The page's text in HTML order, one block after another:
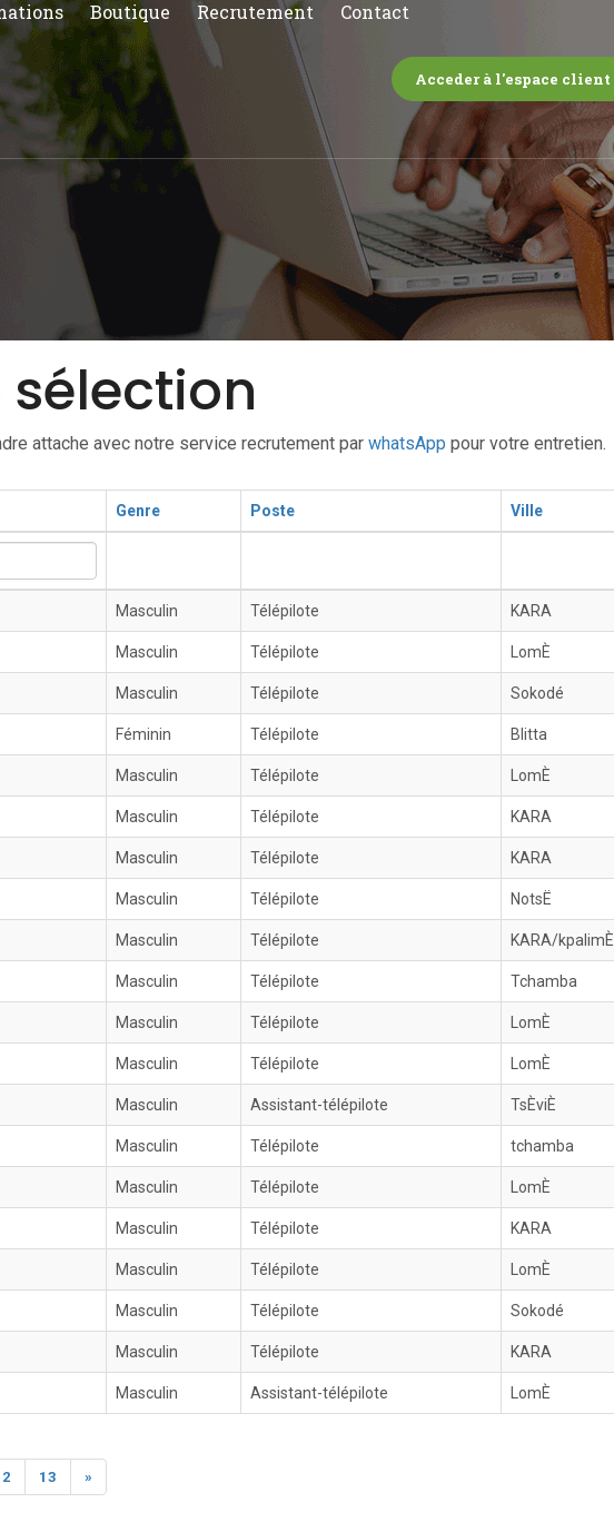
Boutique Recrutement Contact
Acceder à l'espace client
attache avec notre service recrutement par whatsApp pour votre entretien.
Genre Poste Ville
Masculin Télépilote KARA
Masculin Télépilote LomÈ
Masculin Télépilote Sokodé
Féminin Télépilote Blitta
Masculin Télépilote LomÈ
Masculin Télépilote KARA
Masculin Télépilote KARA
Masculin Télépilote NotsË
Masculin Télépilote KARA/kpalimÈ
Masculin Télépilote Tchamba
Masculin Télépilote LomÈ
Masculin Télépilote LomÈ
Masculin Assistant-télépilote TsÈviÈ
Masculin Télépilote tchamba
Masculin Télépilote LomÈ
Masculin Télépilote KARA
Masculin Télépilote LomÈ
Masculin Télépilote Sokodé
Masculin Télépilote KARA
Masculin Assistant-télépilote LomÈ
13 »